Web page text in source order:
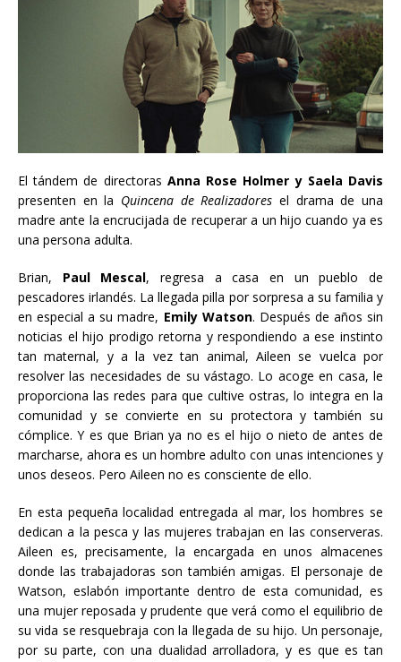
El tándem de directoras Anna Rose Holmer y Saela Davis
presenten en la Quincena de Realizadores el drama de una
madre ante la encrucijada de recuperar a un hijo cuando ya es
una persona adulta.
Brian, Paul Mescal, regresa a casa en un pueblo de
pescadores irlandés. La llegada pilla por sorpresa a su familia y
en especial a su madre, Emily Watson. Después de años sin
noticias el hijo prodigo retorna y respondiendo a ese instinto
tan maternal, y a la vez tan animal, Aileen se vuelca por
resolver las necesidades de su vástago. Lo acoge en casa, le
proporciona las redes para que cultive ostras, lo integra en la
comunidad y se convierte en su protectora y también su
cómplice. Y es que Brian ya no es el hijo o nieto de antes de
marcharse, ahora es un hombre adulto con unas intenciones y
unos deseos. Pero Aileen no es consciente de ello.
En esta pequeña localidad entregada al mar, los hombres se
dedican a la pesca y las mujeres trabajan en las conserveras.
Aileen es, precisamente, la encargada en unos almacenes
donde las trabajadoras son también amigas. El personaje de
Watson, eslabón importante dentro de esta comunidad, es
una mujer reposada y prudente que verá como el equilibrio de
su vida se resquebraja con la llegada de su hijo. Un personaje,
por su parte, con una dualidad arrolladora, y es que es tan